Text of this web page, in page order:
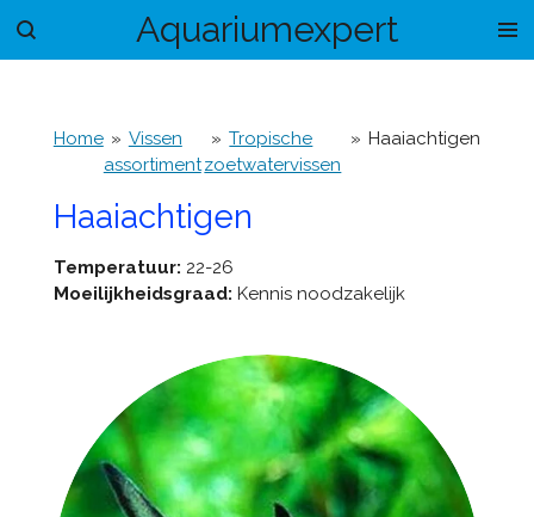
Ga
hoofdinhoud
Aquariumexpert
Home » Vissen
assortiment
» Tropische
zoetwatervissen
» Haaiachtigen
Haaiachtigen
Temperatuur: 22-26
Moeilijkheidsgraad: Kennis noodzakelijk